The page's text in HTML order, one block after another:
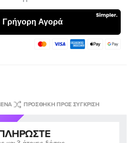
ΠΡΟΣΘΉΚΗ ΠΡΟΣ ΣΎΓΚΡΙΣΗ